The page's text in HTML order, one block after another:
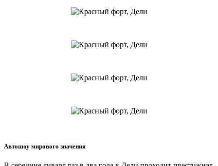
Автошоу мирового значения